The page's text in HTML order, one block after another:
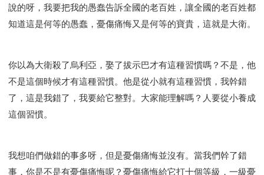
說的呀，我要把我的愚蠢告訴全國的老百姓，讓全國的老百姓都
知道這是何等的愚蠢，憂傷痛悔又是何等的寶貴，這就是大衛。
你以為大衛殺了烏利亞，娶了拔示巴才有這種習慣嗎？不是，他
不是這個時候才有這種習慣。他是從小就有這種習慣，我幹錯
了，這是我錯了，我要給它整對。大家能理解嗎？人要從小養成
這個習慣。
我想咱們做錯的事多呀，但是憂傷痛悔並沒有。當我們幹了錯
事，你是不是有憂傷痛悔呢？憂傷痛悔給它打十個等級，一級憂